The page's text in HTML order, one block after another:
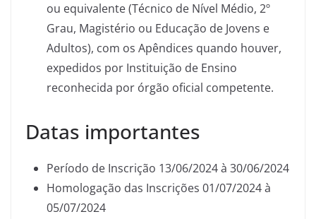
ou equivalente (Técnico de Nível Médio, 2º
Grau, Magistério ou Educação de Jovens e
Adultos), com os Apêndices quando houver,
expedidos por Instituição de Ensino
reconhecida por órgão oficial competente.
Datas importantes
Período de Inscrição 13/06/2024 à 30/06/2024
Homologação das Inscrições 01/07/2024 à
05/07/2024